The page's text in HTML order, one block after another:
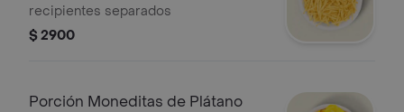
recipientes separados
$ 2900
Porción Moneditas de Plátano